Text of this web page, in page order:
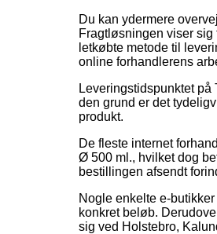
Du kan ydermere
Fragtløsningen viser
letkøbte metode til
online forhandlerens
Leveringstidspunktet
den grund er det
produkt.
De fleste internet
Ø 500 ml., hvilket dog
bestillingen afsendt
Nogle enkelte e-
konkret beløb.
sig ved Holstebro,